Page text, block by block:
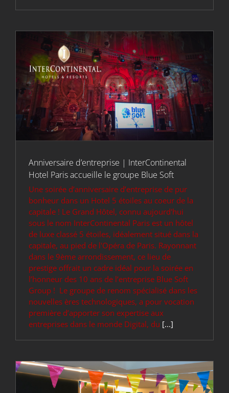
Anniversaire d’entreprise | InterContinental
Hotel Paris accueille le groupe Blue Soft
Une soirée d’anniversaire d’entreprise de pur
bonheur dans un Hotel 5 étoiles au coeur de la
capitale ! Le Grand Hôtel, connu aujourd'hui
sous le nom InterContinental Paris est un hôtel
de luxe classé 5 étoiles, idéalement situé dans la
capitale, au pied de l'Opéra de Paris. Rayonnant
dans le 9ème arrondissement, ce lieu de
prestige offrait un cadre idéal pour la soirée en
l’honneur des 10 ans de l’entreprise Blue Soft
Group ! Le groupe de renom spécialisé dans les
nouvelles ères technologiques, a pour vocation
première d’apporter son expertise aux
entreprises dans le monde Digital, du [...]